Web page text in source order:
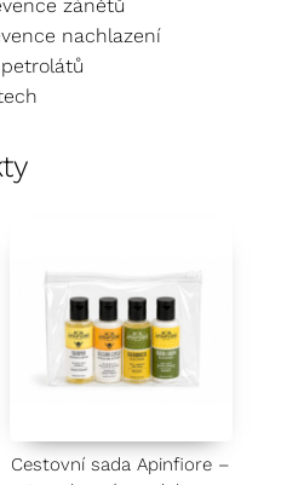
zánětů
nachlazení
Cestovní sada Apinfiore –